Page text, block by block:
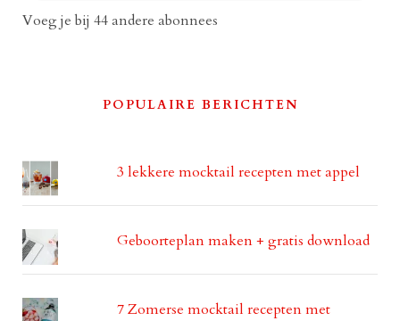
Voeg je bij 44 andere abonnees
POPULAIRE BERICHTEN
3 lekkere mocktail recepten met appel
Geboorteplan maken + gratis download
7 Zomerse mocktail recepten met